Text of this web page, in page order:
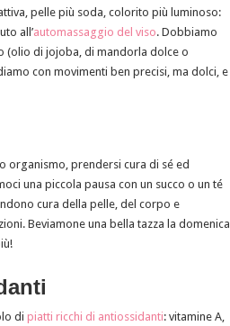
pelle più soda, colorito più luminoso:
all’automassaggio del viso. Dobbiamo
(olio di jojoba, di mandorla dolce o
con movimenti ben precisi, ma dolci, e
organismo, prendersi cura di sé ed
una piccola pausa con un succo o un té
cura della pelle, del corpo e
Beviamone una bella tazza la domenica
di piatti ricchi di antiossidanti: vitamine A,